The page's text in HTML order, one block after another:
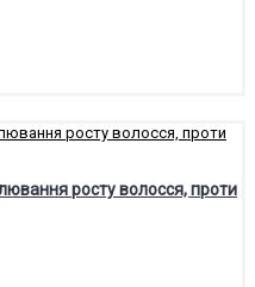
росту волосся, проти